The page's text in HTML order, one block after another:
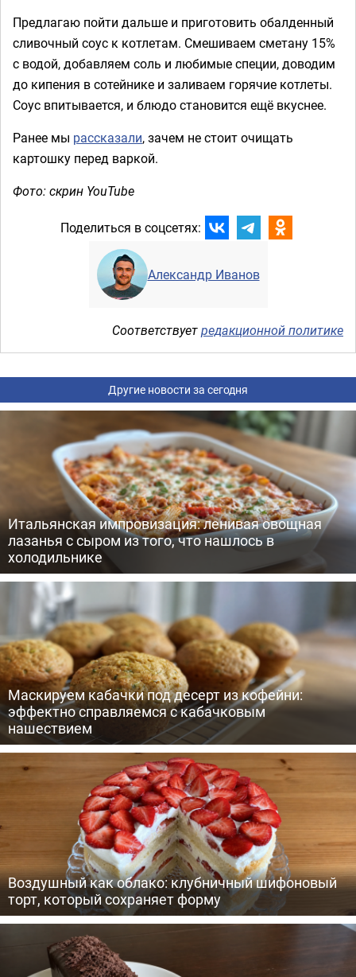
Предлагаю пойти дальше и приготовить обалденный
сливочный соус к котлетам. Смешиваем сметану 15%
с водой, добавляем соль и любимые специи, доводим
до кипения в сотейнике и заливаем горячие котлеты.
Соус впитывается, и блюдо становится ещё вкуснее.
Ранее мы рассказали, зачем не стоит очищать
картошку перед варкой.
Фото: скрин YouTube
Поделиться в соцсетях:
Александр Иванов
Соответствуетредакционной политике
Другие новости за сегодня
Итальянская импровизация: ленивая овощная
лазанья с сыром из того, что нашлось в
холодильнике
Маскируем кабачки под десерт из кофейни:
эффектно справляемся с кабачковым
нашествием
Воздушный как облако: клубничный шифоновый
торт, который сохраняет форму